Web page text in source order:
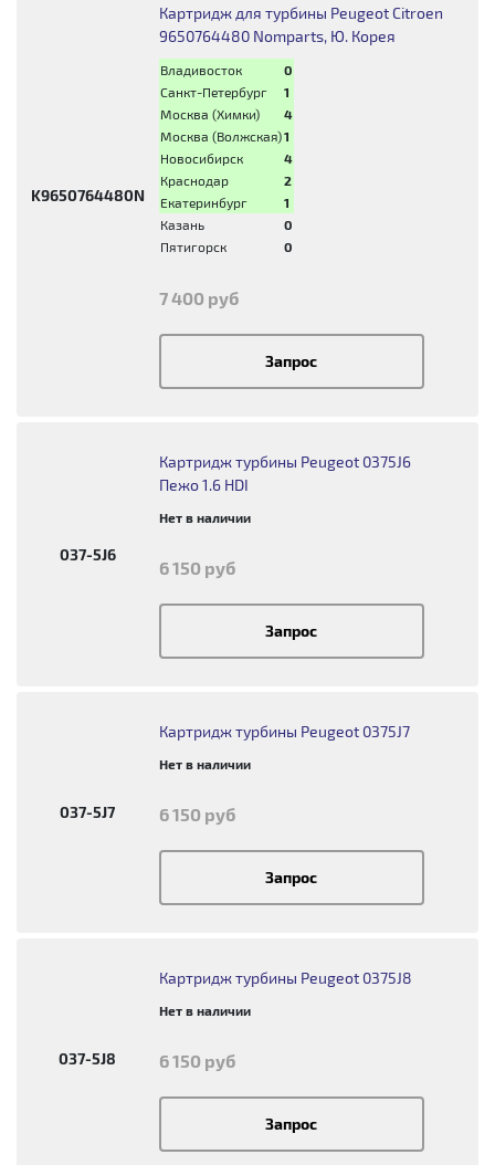
K9650764480N
Картридж для турбины Peugeot Citroen
9650764480 Nomparts, Ю. Корея
Владивосток
0
Санкт-Петербург
1
Москва (Химки)
4
Москва (Волжская)1
Новосибирск
4
Краснодар
2
Екатеринбург
1
Казань
0
Пятигорск
0
7 400 руб
Запрос
037-5J6
Картридж турбины Peugeot 0375J6
Пежо 1.6 HDI
Нет в наличии
6 150 руб
Запрос
037-5J7
Картридж турбины Peugeot 0375J7
Нет в наличии
6 150 руб
Запрос
037-5J8
Картридж турбины Peugeot 0375J8
Нет в наличии
6 150 руб
Запрос